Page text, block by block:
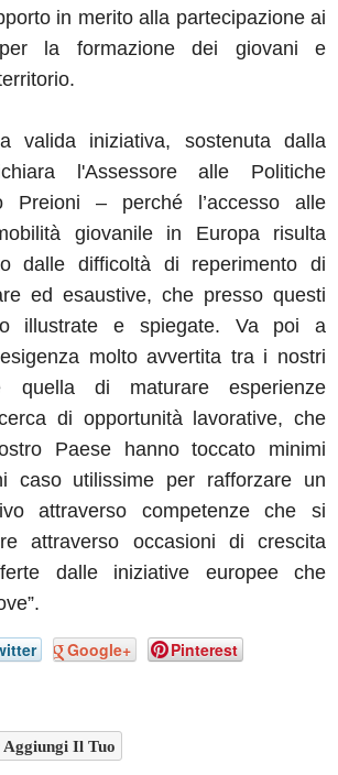
in merito alla partecipazione ai
la formazione dei giovani e
valida iniziativa, sostenuta dalla
l'Assessore alle Politiche
Preioni – perché l’accesso alle
giovanile in Europa risulta
dalle difficoltà di reperimento di
ed esaustive, che presso questi
illustrate e spiegate. Va poi a
molto avvertita tra i nostri
di maturare esperienze
di opportunità lavorative, che
Paese hanno toccato minimi
caso utilissime per rafforzare un
attraverso competenze che si
attraverso occasioni di crescita
dalle iniziative europee che
Google+ Pinterest
Aggiungi Il Tuo